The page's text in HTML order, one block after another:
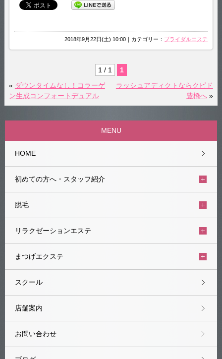
2018年9月22日(土) 10:00｜カテゴリー： ブライダルエステ
1 / 1
1
« ダウンタイムなし！コラーゲ
ン生成コンフォートデュアル
ラッシュアディクトならクピド
豊橋へ»
MENU
HOME
初めての方へ・スタッフ紹介
脱毛
リラクゼーションエステ
まつげエクステ
スクール
店舗案内
お問い合わせ